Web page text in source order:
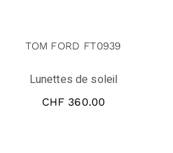
TOM FORD FT0939
Lunettes de soleil
CHF 360.00